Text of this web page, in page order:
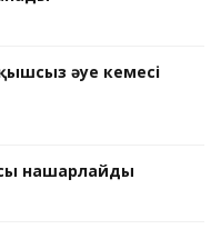
әуе кемесі
нашарлайды